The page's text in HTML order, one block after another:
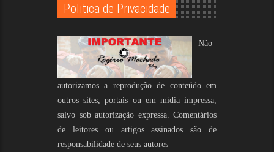
Politica de Privacidade
Não
autorizamos a reprodução de conteúdo em
outros sites, portais ou em mídia impressa,
salvo sob autorização expressa. Comentários
de leitores ou artigos assinados são de
responsabilidade de seus autores